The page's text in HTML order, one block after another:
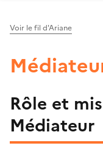
Voir le fil d'Ariane
Rôle et
Médiateur